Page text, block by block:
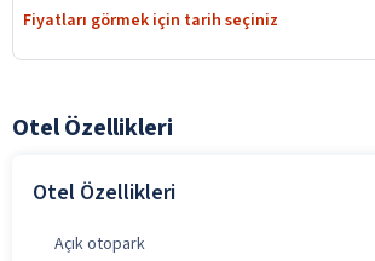
Fiyatları görmek için tarih seçiniz
Otel Özellikleri
Otel Özellikleri
Açık otopark